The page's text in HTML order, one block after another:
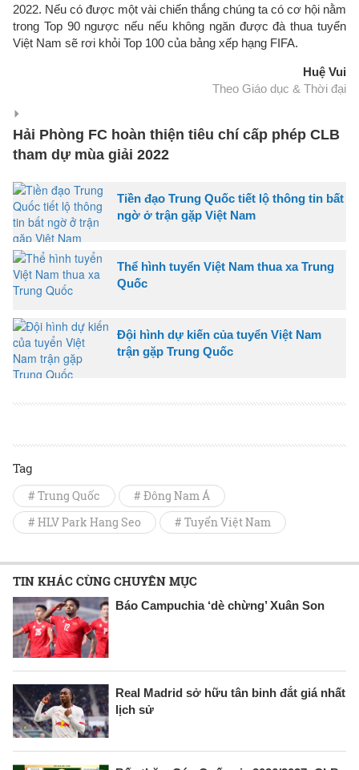
2022. Nếu có được một vài chiến thắng chúng ta có cơ hội nằm
trong Top 90 ngược nếu nếu không ngăn được đà thua tuyển
Việt Nam sẽ rơi khỏi Top 100 của bảng xếp hạng FIFA.
Huệ Vui
Theo Giáo dục & Thời đại
Hải Phòng FC hoàn thiện tiêu chí cấp phép CLB
tham dự mùa giải 2022
Tiền đạo Trung Quốc tiết lộ thông tin bất
ngờ ở trận gặp Việt Nam
Thể hình tuyển Việt Nam thua xa Trung
Quốc
Đội hình dự kiến của tuyển Việt Nam
trận gặp Trung Quốc
Tag
# Trung Quốc
# Đông Nam Á
# HLV Park Hang Seo
# Tuyển Việt Nam
TIN KHÁC CÙNG CHUYÊN MỤC
Báo Campuchia ‘dè chừng’ Xuân Son
Real Madrid sở hữu tân binh đắt giá nhất
lịch sử